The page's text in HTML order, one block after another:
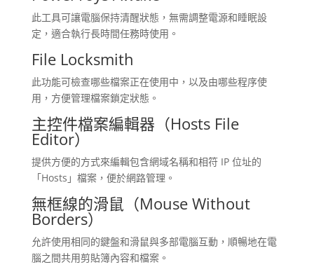
此工具可讓電腦保持清醒狀態，無需調整電源和睡眠設
定，適合執行長時間任務時使用。
File Locksmith
此功能可檢查哪些檔案正在使用中，以及由哪些程序使
用，方便管理檔案鎖定狀態。
主控件檔案編輯器（Hosts File
Editor）
提供方便的方式來編輯包含網域名稱和相符 IP 位址的
「Hosts」檔案，便於網路管理。
無框線的滑鼠（Mouse Without
Borders）
允許使用相同的鍵盤和滑鼠與多部電腦互動，順暢地在電
腦之間共用剪貼簿內容和檔案。